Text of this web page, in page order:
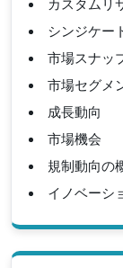
カスタムリ
シンジケー
市場スナッ
市場セグメ
成長動向
市場機会
規制動向の
イノベーシ